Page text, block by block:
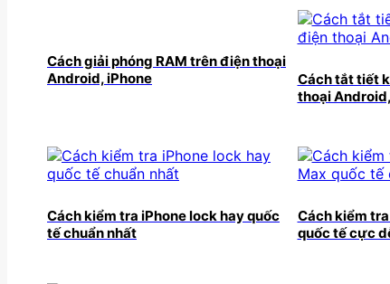
Cách giải phóng RAM trên điện thoại
Android, iPhone
Cách tắt tiết
thoại
Cách kiểm tra iPhone lock hay quốc
tế chuẩn nhất
Cách kiểm
quốc tế cực